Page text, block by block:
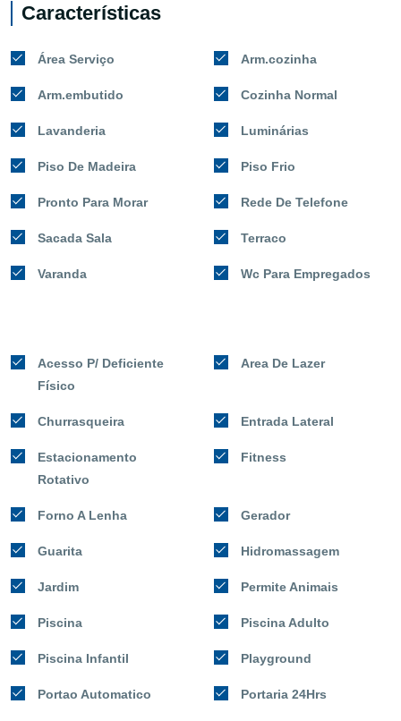
Características
Área Serviço Arm.cozinha
Arm.embutido Cozinha Normal
Lavanderia Luminárias
Piso De Madeira Piso Frio
Pronto Para Morar Rede De Telefone
Sacada Sala Terraco
Varanda Wc Para Empregados
Acesso P/ Deficiente
Físico
Area De Lazer
Churrasqueira Entrada Lateral
Estacionamento
Rotativo
Fitness
Forno A Lenha Gerador
Guarita Hidromassagem
Jardim Permite Animais
Piscina Piscina Adulto
Piscina Infantil Playground
Portao Automatico Portaria 24Hrs